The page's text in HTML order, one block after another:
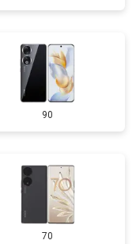
90
70